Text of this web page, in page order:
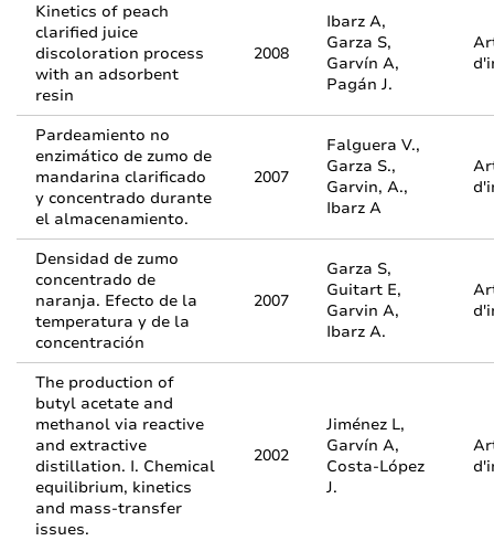
Kinetics of peach
clarified juice
discoloration process
with an adsorbent
resin
2008
Ibarz A,
Garza S,
Garvín A,
Pagán J.
Pardeamiento no
enzimático de zumo de
mandarina clarificado
y concentrado durante
el almacenamiento.
2007
Falguera V.,
Garza S.,
Garvin, A.,
Ibarz A
Densidad de zumo
concentrado de
naranja. Efecto de la
temperatura y de la
concentración
2007
Garza S,
Guitart E,
Garvin A,
Ibarz A.
The production of
butyl acetate and
methanol via reactive
and extractive
distillation. I. Chemical
equilibrium, kinetics
and mass-transfer
issues.
2002
Jiménez L,
Garvín A,
Costa-López
J.